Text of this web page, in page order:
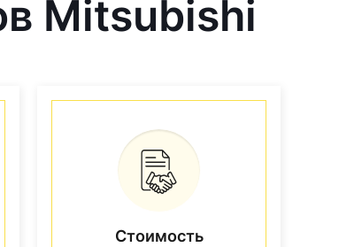
Mitsubishi
Стоимость